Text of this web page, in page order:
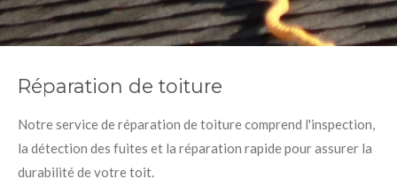
Réparation de toiture
Notre service de réparation de toiture comprend l'inspection,
la détection des fuites et la réparation rapide pour assurer la
durabilité de votre toit.